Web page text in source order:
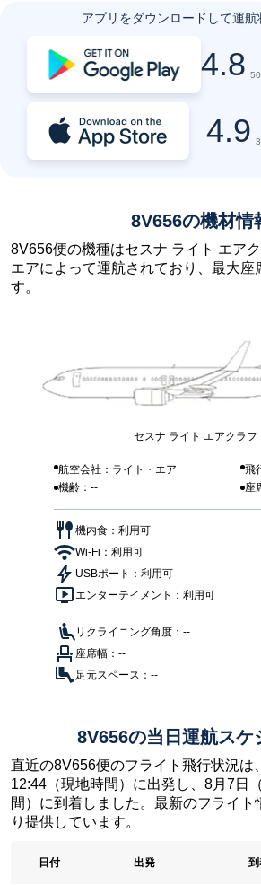
アプリをダウンロードして運
4.8
4.9
8V656の機材情
8V656便の機種はセスナ ライト エア
エアによって運航されており、最大座
す。
セスナ ライト エアクラフ
航空会社：ライト・エア
飛
機齢：--
座
機内食：利用可
Wi-Fi：利用可
USBポート：利用可
エンターテイメント：利用可
リクライニング角度：--
座席幅：--
足元スペース：--
8V656の当日運航スケ
直近の8V656便のフライト飛行状況は
12:44（現地時間）に出発し、8月7日
間）に到着しました。最新のフライト
り提供しています。
日付 出発 到